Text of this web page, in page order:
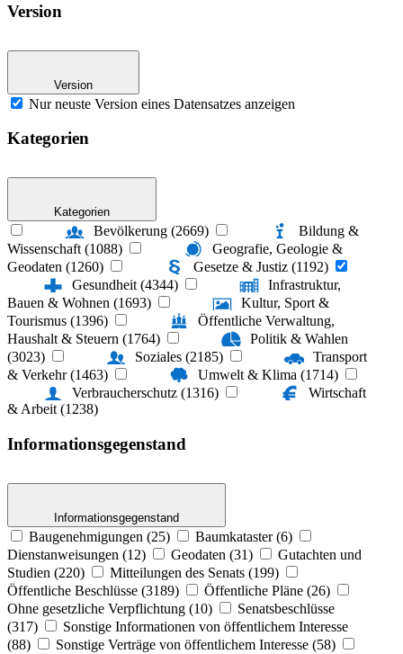
Version
Version
Nur neuste Version eines Datensatzes anzeigen
Kategorien
Kategorien
Bevölkerung (2669)
Bildung &
Wissenschaft (1088)
Geografie, Geologie &
Geodaten (1260)
Gesetze & Justiz (1192)
Gesundheit (4344)
Infrastruktur,
Bauen & Wohnen (1693)
Kultur, Sport &
Tourismus (1396)
Öffentliche Verwaltung,
Haushalt & Steuern (1764)
Politik & Wahlen
(3023)
Soziales (2185)
Transport
& Verkehr (1463)
Umwelt & Klima (1714)
Verbraucherschutz (1316)
Wirtschaft
& Arbeit (1238)
Informations­gegenstand
Informationsgegenstand
Baugenehmigungen (25)
Baumkataster (6)
Dienstanweisungen (12)
Geodaten (31)
Gutachten und
Studien (220)
Mitteilungen des Senats (199)
Öffentliche Beschlüsse (3189)
Öffentliche Pläne (26)
Ohne gesetzliche Verpflichtung (10)
Senatsbeschlüsse
(317)
Sonstige Informationen von öffentlichem Interesse
(88)
Sonstige Verträge von öffentlichem Interesse (58)